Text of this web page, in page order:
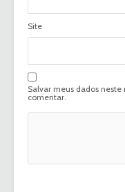
Site
Salvar meus dados
comentar.